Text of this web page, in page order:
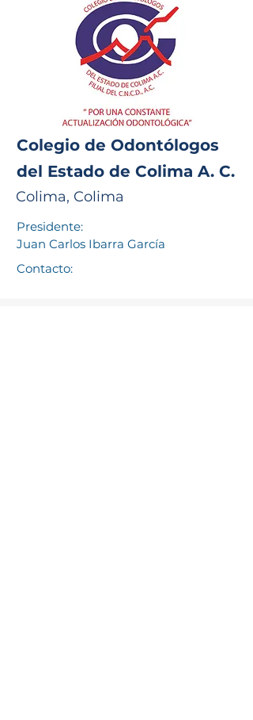
Colegio de Odontólogos
del Estado de Colima A. C.
Colima, Colima
Presidente:
Juan Carlos Ibarra García
Contacto: